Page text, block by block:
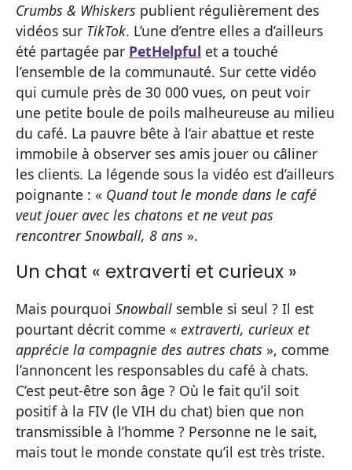
Crumbs & Whiskers publient régulièrement des
vidéos sur TikTok. L’une d’entre elles a d’ailleurs
été partagée par PetHelpful et a touché
l’ensemble de la communauté. Sur cette vidéo
qui cumule près de 30 000 vues, on peut voir
une petite boule de poils malheureuse au milieu
du café. La pauvre bête à l‘air abattue et reste
immobile à observer ses amis jouer ou câliner
les clients. La légende sous la vidéo est d’ailleurs
poignante : « Quand tout le monde dans le café
veut jouer avec les chatons et ne veut pas
rencontrer Snowball, 8 ans ».
Un chat « extraverti et curieux »
Mais pourquoi Snowball semble si seul ? Il est
pourtant décrit comme « extraverti, curieux et
apprécie la compagnie des autres chats », comme
l’annoncent les responsables du café à chats.
C’est peut-être son âge ? Où le fait qu’il soit
positif à la FIV (le VIH du chat) bien que non
transmissible à l’homme ? Personne ne le sait,
mais tout le monde constate qu’il est très triste.